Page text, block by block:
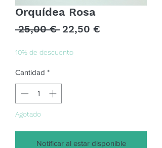
Orquídea Rosa
25,00 € Precio
22,50 €Precio
10% de descuento
Cantidad *
Agotado
Notificar al estar disponible